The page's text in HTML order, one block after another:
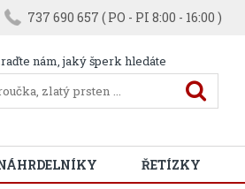
737 690 657 ( PO - PI 8:00 - 16:00 )
nám, jaký šperk hledáte
ŘETÍZKY